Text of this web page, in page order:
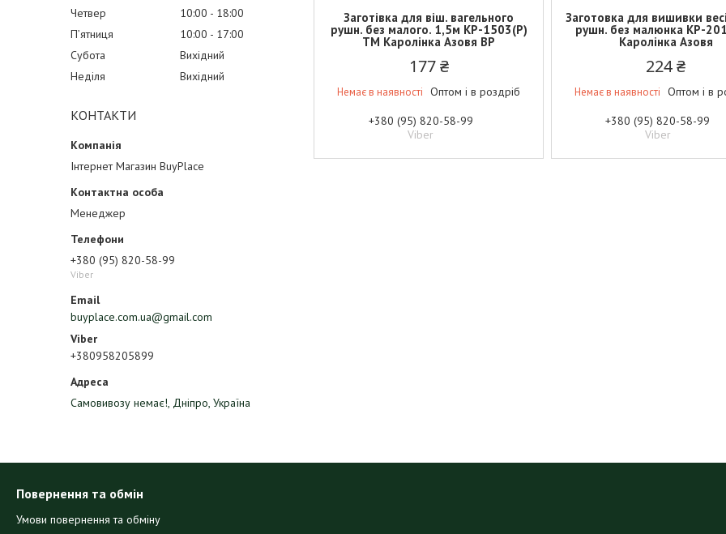
Четвер
10:00
18:00
Пʼятниця
10:00
17:00
Субота
Вихідний
Неділя
Вихідний
КОНТАКТИ
Інтернет Магазин BuyPlace
Менеджер
+380 (95) 820-58-99
Viber
buyplace.com.ua@gmail.com
+380958205899
Самовивозу немає!, Дніпро, Україна
Заготівка для віш. вагельного
рушн. без малого. 1,5м КР-1503(Р)
ТМ Каролінка Азовя BP
177 ₴
Немає в наявності Оптом і в роздріб
+380 (95) 820-58-99
Viber
Заготовка для вишивки
рушн. без малюнка КР-
Каролінка Азовя
224 ₴
Немає в наявності Оптом і в
+380 (95) 820-58-99
Viber
Повернення та обмін
Умови повернення та обміну